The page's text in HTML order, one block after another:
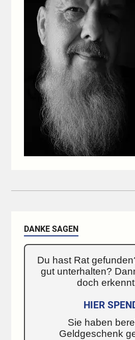
DANKE SAGEN
Du hast Rat
gut unterhalten?
doch
HIER
Sie haben
Geldgeschenk